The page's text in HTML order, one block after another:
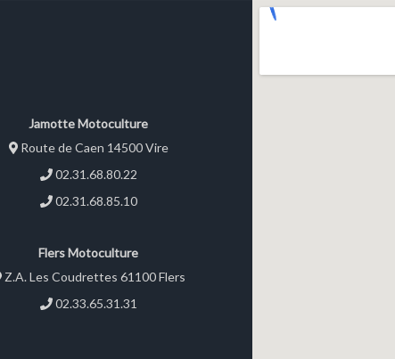
Jamotte Motoculture
Route de Caen 14500 Vire
02.31.68.80.22
02.31.68.85.10
Flers Motoculture
Z.A. Les Coudrettes 61100 Flers
02.33.65.31.31